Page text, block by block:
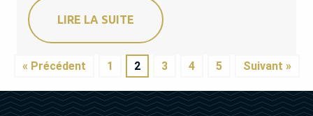
LIRE LA SUITE
« Précédent 1 2 3 4 5 Suivant »